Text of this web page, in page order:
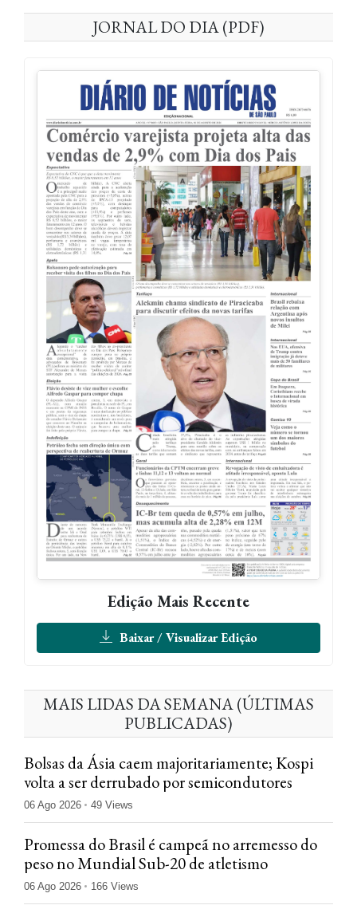
JORNAL DO DIA (PDF)
Edição Mais Recente
Baixar / Visualizar Edição
MAIS LIDAS DA SEMANA (ÚLTIMAS
PUBLICADAS)
Bolsas da Ásia caem majoritariamente; Kospi
volta a ser derrubado por semicondutores
06 Ago 2026 49 Views
Promessa do Brasil é campeã no arremesso do
peso no Mundial Sub-20 de atletismo
06 Ago 2026 166 Views